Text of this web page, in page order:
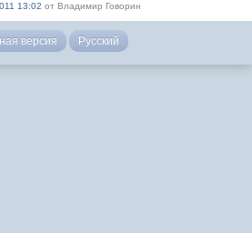
13:02 от Владимир Говорин
версия Русский